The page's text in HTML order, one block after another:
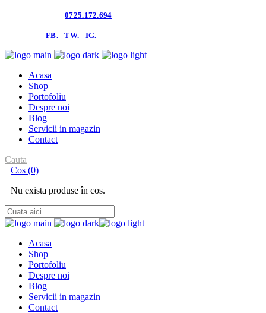
0725.172.694
FB. TW. IG.
Acasa
Shop
Portofoliu
Despre noi
Blog
Servicii in magazin
Contact
Cauta
Cos (0)
Nu exista produse în cos.
Acasa
Shop
Portofoliu
Despre noi
Blog
Servicii in magazin
Contact